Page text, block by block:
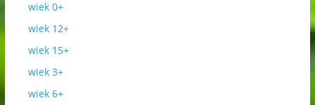
wiek 0+
wiek 12+
wiek 15+
wiek 3+
wiek 6+